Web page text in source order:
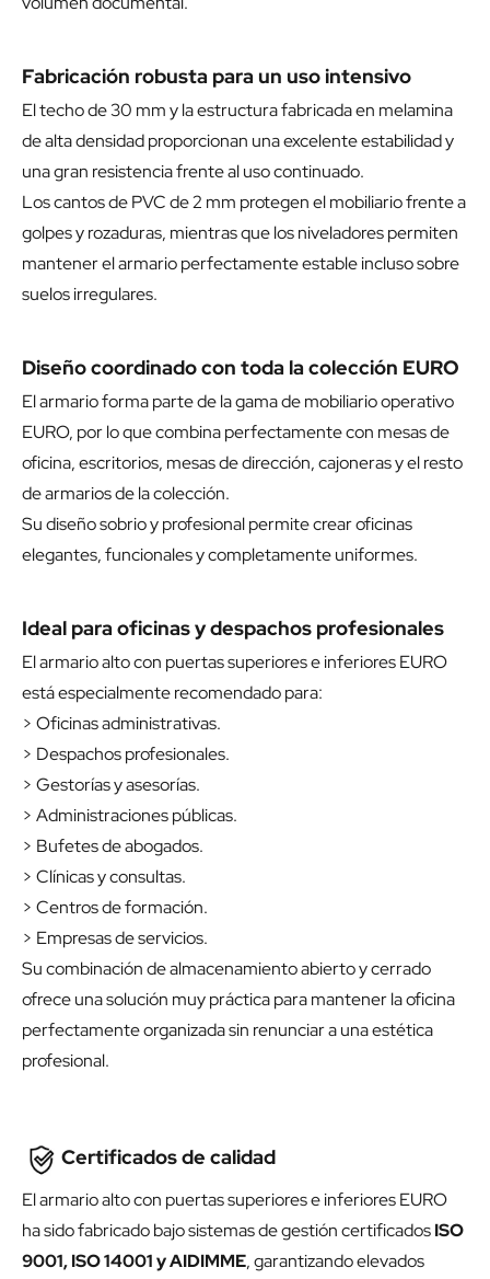
Fabricación robusta para un uso intensivo
El techo de 30 mm y la estructura fabricada en melamina
de alta densidad proporcionan una excelente estabilidad y
una gran resistencia frente al uso continuado.
Los cantos de PVC de 2 mm protegen el mobiliario frente a
golpes y rozaduras, mientras que los niveladores permiten
mantener el armario perfectamente estable incluso sobre
suelos irregulares.
Diseño coordinado con toda la colección EURO
El armario forma parte de la gama de mobiliario operativo
EURO, por lo que combina perfectamente con mesas de
oficina, escritorios, mesas de dirección, cajoneras y el resto
de armarios de la colección.
Su diseño sobrio y profesional permite crear oficinas
elegantes, funcionales y completamente uniformes.
Ideal para oficinas y despachos profesionales
El armario alto con puertas superiores e inferiores EURO
está especialmente recomendado para:
> Oficinas administrativas.
> Despachos profesionales.
> Gestorías y asesorías.
> Administraciones públicas.
> Bufetes de abogados.
> Clínicas y consultas.
> Centros de formación.
> Empresas de servicios.
Su combinación de almacenamiento abierto y cerrado
ofrece una solución muy práctica para mantener la oficina
perfectamente organizada sin renunciar a una estética
profesional.
Certificados de calidad
El armario alto con puertas superiores e inferiores EURO
ha sido fabricado bajo sistemas de gestión certificadosISO
9001, ISO 14001 y AIDIMME, garantizando elevados